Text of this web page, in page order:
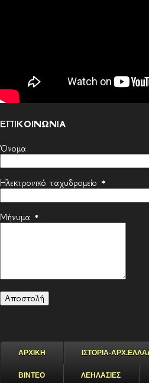
ΕΠΙΚΟΙΝΩΝΙΑ
Όνομα
Ηλεκτρονικό ταχυδρομείο *
Μήνυμα *
ΑΡΧΙΚΗ ΙΣΤΟΡΙΑ-
ΒΙΝΤΕΟ ΛΕΗΛΑΣΙΕΣ